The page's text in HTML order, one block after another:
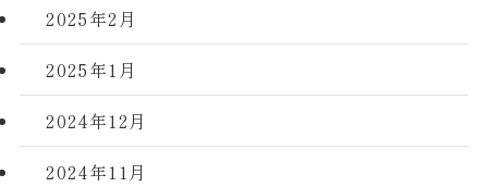
2025年2月
2025年1月
2024年12月
2024年11月